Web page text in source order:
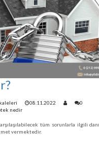
08.11.2022
0
nedir
tüm sorunlarla ilgili
vermektedir.